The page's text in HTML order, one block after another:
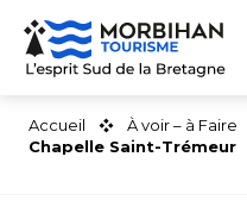
Aller
contenu
Accueil À voir – à Faire
Chapelle Saint-Trémeur